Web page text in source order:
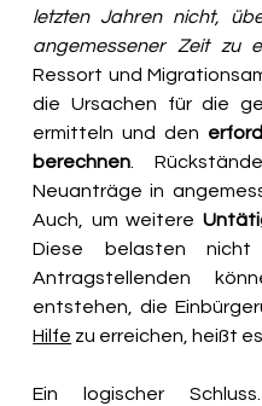
letzten Jahren nicht,
angemessener Zeit zu
Ressort und
die Ursachen für die
ermitteln und den
berechnen .
Neuanträge in
Auch, um weitere
Diese belasten
Antragstellenden
entstehen, die
Hilfe zu erreichen, heißt es.
Ein logischer